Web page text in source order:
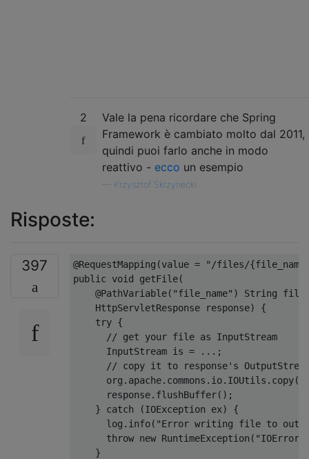
2
Vale la pena ricordare che Spring
Framework è cambiato molto dal 2011,
quindi puoi farlo anche in modo
reattivo - ecco un esempio
Krzysztof Skrzynecki
Risposte:
397 @RequestMapping (value =
"/files/
public
void getFile(
@PathVariable( "file_name" ) String
HttpServletResponse response)
{
try {
// get your file as InputStream
InputStream is =
...;
// copy it to response's
      org
. apache. commons . io. IOUtils . copy(
      response
. flushBuffer();
}
catch (IOException ex)
{
      log
. info( "Error writing file to
throw new RuntimeException ( "IOError
}